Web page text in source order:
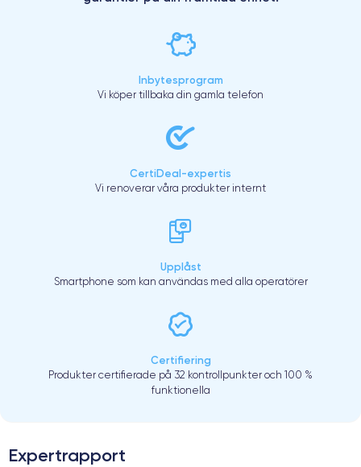
Inbytesprogram
Vi köper tillbaka din gamla telefon
CertiDeal-expertis
Vi renoverar våra produkter internt
Upplåst
Smartphone som kan användas med alla operatörer
Certifiering
Produkter certifierade på 32 kontrollpunkter och 100 %
funktionella
Expertrapport